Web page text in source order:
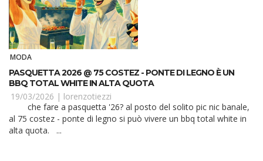
MODA
PASQUETTA 2026 @ 75 COSTEZ - PONTE DI LEGNO È UN
BBQ TOTAL WHITE IN ALTA QUOTA
19/03/2026 | lorenzotiezzi
al 75 costez - ponte di legno si può vivere un bbq total white in
alta quota. ...